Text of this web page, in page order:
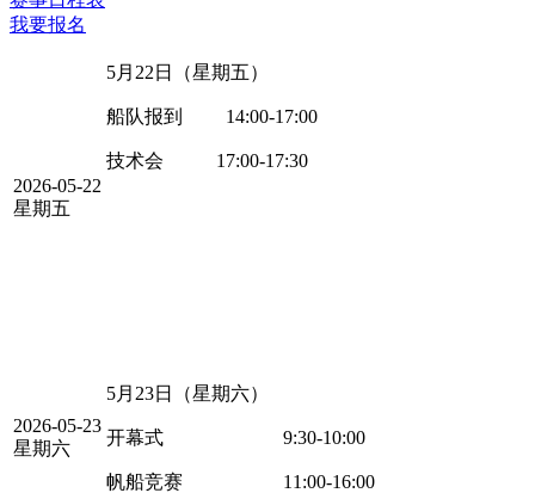
我要报名
2026-05-22
星期五
5月22日（星期五）
船队报到 14:00-17:00
技术会 17:00-17:30
2026-05-23
星期六
5月23日（星期六）
开幕式 9:30-10:00
帆船竞赛 11:00-16:00